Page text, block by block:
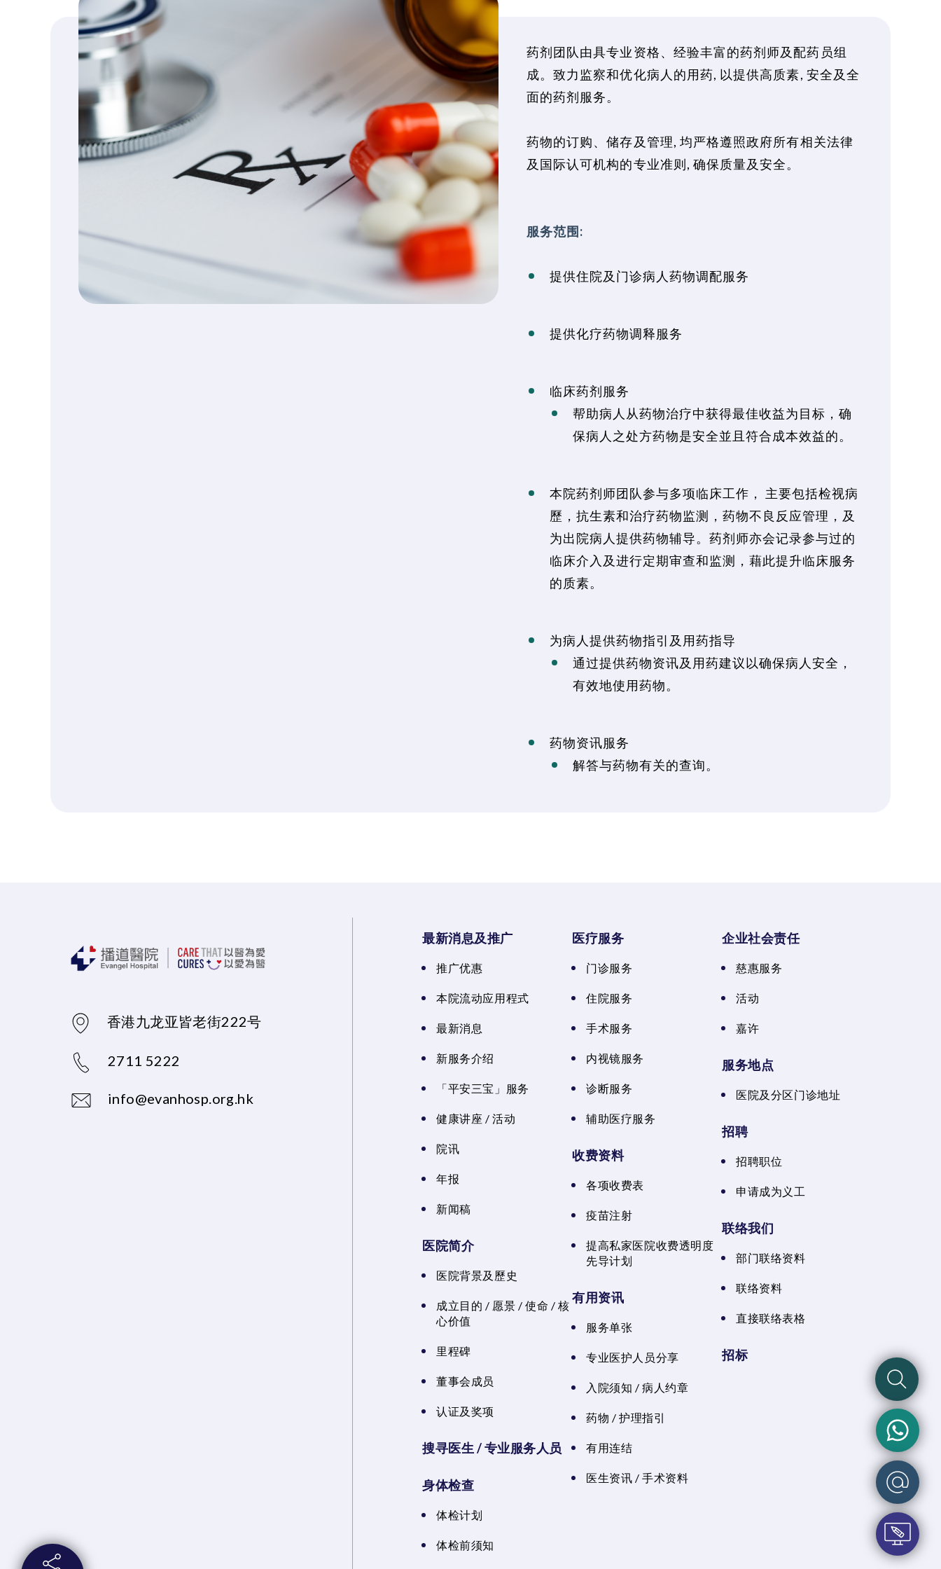
药剂团队由具专业资格、经验丰富的药剂师及配药员组
成。致力监察和优化病人的用药, 以提供高质素, 安全及全
面的药剂服务。
药物的订购、储存及管理, 均严格遵照政府所有相关法律
及国际认可机构的专业准则, 确保质量及安全。
服务范围:
提供住院及门诊病人药物调配服务
提供化疗药物调释服务
临床药剂服务
帮助病人从药物治疗中获得最佳收益为目标，确
保病人之处方药物是安全並且符合成本效益的。
本院药剂师团队参与多项临床工作， 主要包括检视病
歷，抗生素和治疗药物监测，药物不良反应管理，及
为出院病人提供药物辅导。药剂师亦会记录参与过的
临床介入及进行定期审查和监测，藉此提升临床服务
的质素。
为病人提供药物指引及用药指导
通过提供药物资讯及用药建议以确保病人安全，
有效地使用药物。
药物资讯服务
解答与药物有关的查询。
香港九龙亚皆老街222号
2711 5222
info@evanhosp.org.hk
最新消息及推广
推广优惠
本院流动应用程式
最新消息
新服务介绍
「平安三宝」服务
健康讲座 / 活动
院讯
年报
新闻稿
医院简介
医院背景及歷史
成立目的 / 愿景 / 使命 / 核
心价值
里程碑
董事会成员
认证及奖项
搜寻医生 / 专业服务人员
身体检查
体检计划
体检前须知
医疗服务
门诊服务
住院服务
手术服务
内视镜服务
诊断服务
辅助医疗服务
收费资料
各项收费表
疫苗注射
提高私家医院收费透明度
先导计划
有用资讯
服务单张
专业医护人员分享
入院须知 / 病人约章
药物 / 护理指引
有用连结
医生资讯 / 手术资料
企业社会责任
慈惠服务
活动
嘉许
服务地点
医院及分区门诊地址
招聘
招聘职位
申请成为义工
联络我们
部门联络资料
联络资料
直接联络表格
招标